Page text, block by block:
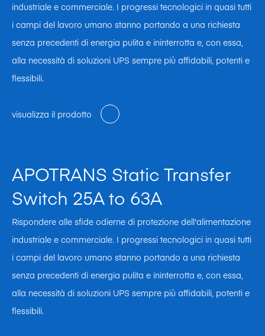
industriale e commerciale. I progressi tecnologici in quasi tutti
i campi del lavoro umano stanno portando a una richiesta
senza precedenti di energia pulita e ininterrotta e, con essa,
alla necessità di soluzioni UPS sempre più affidabili, potenti e
flessibili.
visualizza il prodotto
APOTRANS Static Transfer
Switch 25A to 63A
Rispondere alle sfide odierne di protezione dell'alimentazione
industriale e commerciale. I progressi tecnologici in quasi tutti
i campi del lavoro umano stanno portando a una richiesta
senza precedenti di energia pulita e ininterrotta e, con essa,
alla necessità di soluzioni UPS sempre più affidabili, potenti e
flessibili.